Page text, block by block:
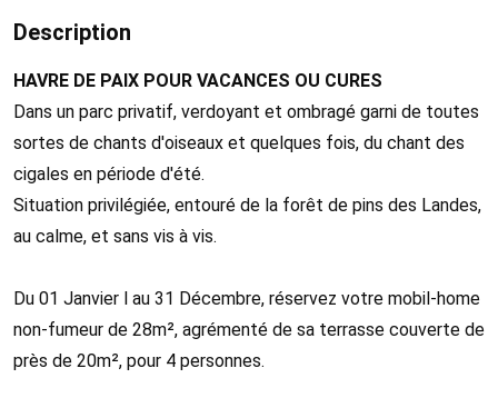
Description
HAVRE DE PAIX POUR VACANCES OU CURES
Dans un parc privatif, verdoyant et ombragé garni de toutes
sortes de chants d'oiseaux et quelques fois, du chant des
cigales en période d'été.
Situation privilégiée, entouré de la forêt de pins des Landes,
au calme, et sans vis à vis.
Du 01 Janvier l au 31 Décembre, réservez votre mobil-home
non-fumeur de 28m², agrémenté de sa terrasse couverte de
près de 20m², pour 4 personnes.